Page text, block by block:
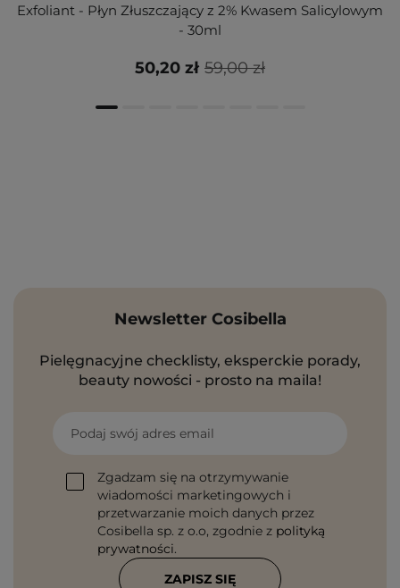
Exfoliant - Płyn Złuszczający z 2% Kwasem Salicylowym
- 30ml
59,00 zł
50,20 zł
Newsletter Cosibella
Pielęgnacyjne checklisty, eksperckie porady,
beauty nowości - prosto na maila!
Podaj swój adres email
Zgadzam się na otrzymywanie
wiadomości marketingowych i
przetwarzanie moich danych przez
Cosibella sp. z o.o, zgodnie z polityką
prywatności.
ZAPISZ SIĘ